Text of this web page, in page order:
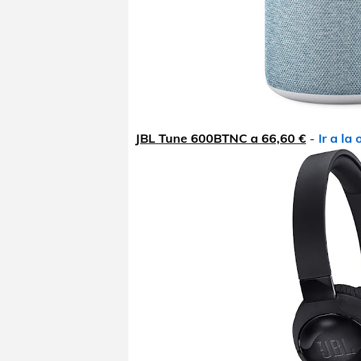
JBL Tune 600BTNC a 66,60 € - Ir a la